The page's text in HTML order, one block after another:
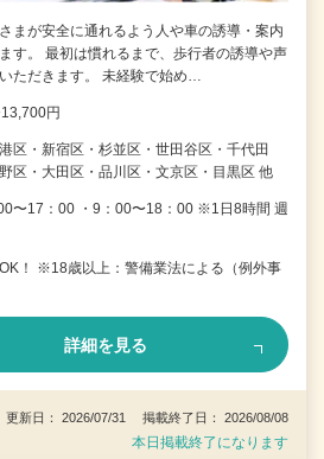
まが安全に通れるよう人や車の誘導・案内
す。 最初は慣れるまで、歩行者の誘導や声
ただきます。 未経験で始め…
円
区・新宿区・杉並区・世田谷区・千代田
区・大田区・品川区・文京区・目黒区 他
〜17：00 ・9：00〜18：00 ※1日8時間 週
！ ※18歳以上：警備業法による（例外事
詳細を見る
更新日： 2026/07/31 掲載終了日： 2026/08/08
本日掲載終了になります